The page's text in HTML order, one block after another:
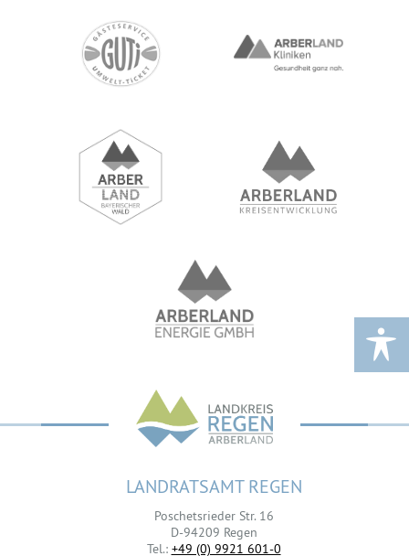
LANDRATSAMT REGEN
Poschetsrieder Str. 16
D-94209 Regen
Tel.: +49 (0) 9921 601-0